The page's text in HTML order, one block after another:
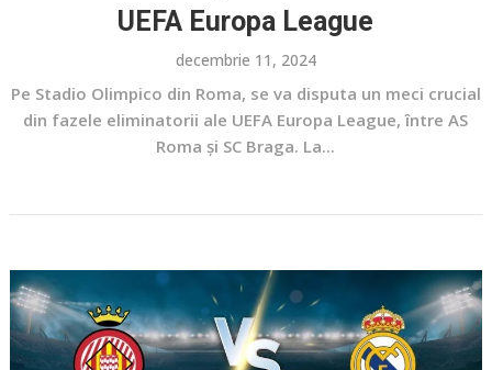
UEFA Europa League
decembrie 11, 2024
Pe Stadio Olimpico din Roma, se va disputa un meci crucial
din fazele eliminatorii ale UEFA Europa League, între AS
Roma și SC Braga. La...